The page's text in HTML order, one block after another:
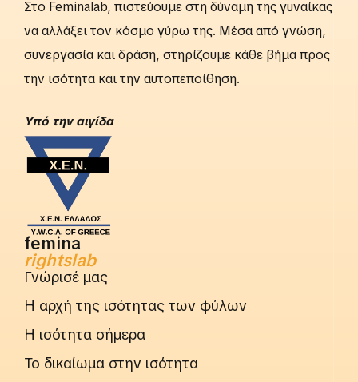
Στο Feminalab, πιστεύουμε στη δύναμη της γυναίκας
να αλλάξει τον κόσμο γύρω της. Μέσα από γνώση,
συνεργασία και δράση, στηρίζουμε κάθε βήμα προς
την ισότητα και την αυτοπεποίθηση.
Yπό την αιγίδα
femina
rightslab
Γνώρισέ μας
Η αρχή της ισότητας των φύλων
Η ισότητα σήμερα
Το δικαίωμα στην ισότητα